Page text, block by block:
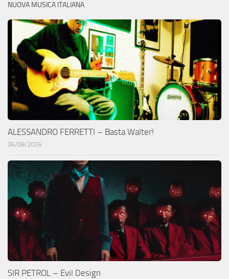
NUOVA MUSICA ITALIANA
ALESSANDRO FERRETTI – Basta Walter!
06/08/2026
SIR PETROL – Evil Design